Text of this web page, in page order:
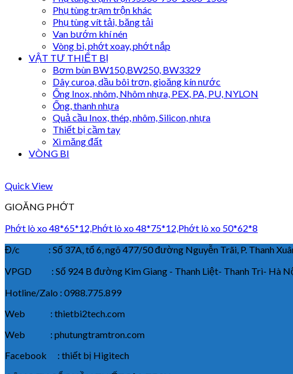
Phụ tùng trạm trộn khác
Phụ tùng vít tải, băng tải
Van bướm khí nén
Vòng bi, phớt xoay, phớt nắp
VẬT TƯ THIẾT BỊ
Bơm bùn BW150,BW250, BW3329
Dây curoa, dầu bôi trơn, gioăng kín nước
Ống Inox, nhôm, Nhôm nhựa, PEX, PA, PU, NYLON
Ống, thanh nhựa
Quả cầu Inox, thép, nhôm, Silicon, nhựa
Thiết bị cầm tay
Xi măng đất
VÒNG BI
Quick View
GIOĂNG PHỚT
Phớt lò xo 48*65*12,Phớt lò xo 48*75*12,Phớt lò xo 50*62*8
Đ/c : Số 37A, tổ 6, ngõ 477/50 đường Nguyễn Trãi, P. Thanh Xuân
VPGD : Số 924 B đường Kim Giang - Thanh Liệt- Thanh Trì- Hà
Hotline/Zalo : 0988.775.899
Web : thietbi2tech.com
Web : phutungtramtron.com
Facebook : thiết bị Higitech